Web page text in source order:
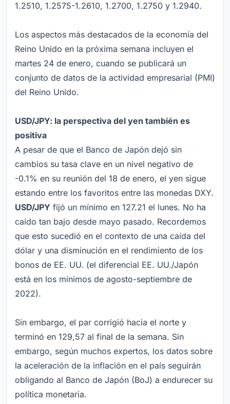
1.2510, 1.2575-1.2610, 1.2700, 1.2750 y 1.2940.
Los aspectos más destacados de la economía del
Reino Unido en la próxima semana incluyen el
martes 24 de enero, cuando se publicará un
conjunto de datos de la actividad empresarial (PMI)
del Reino Unido.
USD/JPY: la perspectiva del yen también es
positiva
A pesar de que el Banco de Japón dejó sin
cambios su tasa clave en un nivel negativo de
-0.1% en su reunión del 18 de enero, el yen sigue
estando entre los favoritos entre las monedas DXY.
USD/JPY fijó un mínimo en 127.21 el lunes. No ha
caído tan bajo desde mayo pasado. Recordemos
que esto sucedió en el contexto de una caída del
dólar y una disminución en el rendimiento de los
bonos de EE. UU. (el diferencial EE. UU./Japón
está en los mínimos de agosto-septiembre de
2022).
Sin embargo, el par corrigió hacia el norte y
terminó en 129,57 al final de la semana. Sin
embargo, según muchos expertos, los datos sobre
la aceleración de la inflación en el país seguirán
obligando al Banco de Japón (BoJ) a endurecer su
política monetaria.